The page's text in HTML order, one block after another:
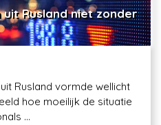
Rusland niet zonder
Rusland vormde wellicht
hoe moeilijk de situatie
...